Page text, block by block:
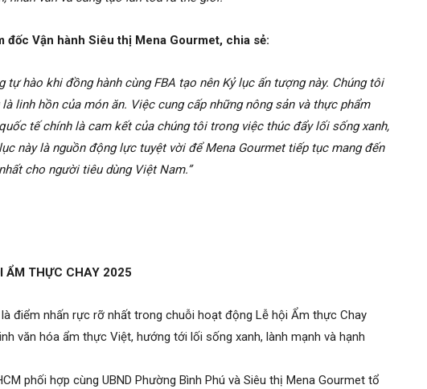
đốc Vận hành Siêu thị Mena Gourmet, chia sẻ:
tự hào khi đồng hành cùng FBA tạo nên Kỷ lục ấn tượng này. Chúng tôi
linh hồn của món ăn. Việc cung cấp những nông sản và thực phẩm
tế chính là cam kết của chúng tôi trong việc thúc đẩy lối sống xanh,
này là nguồn động lực tuyệt vời để Mena Gourmet tiếp tục mang đến
cho người tiêu dùng Việt Nam.”
ẨM THỰC CHAY 2025
điểm nhấn rực rỡ nhất trong chuỗi hoạt động Lễ hội Ẩm thực Chay
văn hóa ẩm thực Việt, hướng tới lối sống xanh, lành mạnh và hạnh
phối hợp cùng UBND Phường Bình Phú và Siêu thị Mena Gourmet tổ